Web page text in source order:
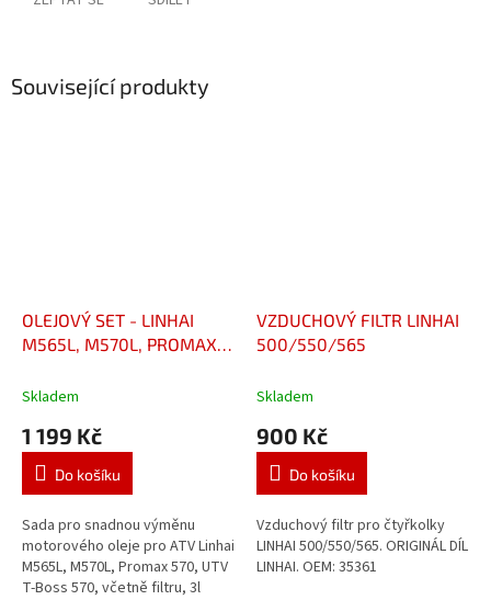
Související produkty
OLEJOVÝ SET - LINHAI
M565L, M570L, PROMAX
Skladem
1 199 Kč
Do košíku
Sada pro snadnou výměnu
motorového oleje pro ATV Linhai
M565L, M570L, Promax 570, UTV
T-Boss 570, včetně filtru, 3l
VZDUCHOVÝ FILTR LINHAI
500/550/565
Skladem
900 Kč
Do košíku
Vzduchový filtr pro čtyřkolky
LINHAI 500/550/565. ORIGINÁL DÍL
LINHAI. OEM: 35361